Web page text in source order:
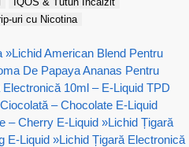
uri cu Nicotina
»Lichid American Blend Pentru
De Papaya Ananas Pentru
Electronică 10ml – E-Liquid TPD
– Chocolate E-Liquid
– Cherry E-Liquid »Lichid Țigară
E-Liquid »Lichid Țigară Electronică